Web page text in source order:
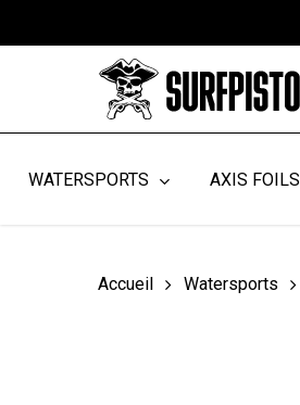
WATERSPORTS AXIS FOILS
Accueil Watersports